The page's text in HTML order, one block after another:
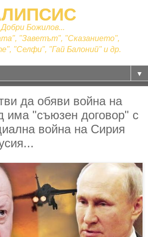
Божилов...
"Заветът", "Сказанието",
"Селфи", "Гай Балоний" и др.
▼
да обяви война на
има "съюзен договор" с
война на Сирия